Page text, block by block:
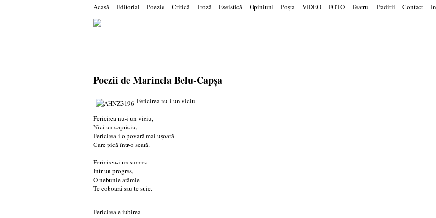
Acasă Editorial Poezie Critică Proză Eseistică Opiniuni Poşta VIDEO FOTO Teatru Traditii Contact
Poezii de Marinela Belu-Capșa
Fericirea nu-i un viciu
Fericirea nu-i un viciu,
Nici un capriciu,
Fericirea-i o povară mai ușoară
Care pică într-o seară.
Fericirea-i un succes
Într-un progres,
O nebunie arămie -
Te coboară sau te suie.
Fericirea e iubirea